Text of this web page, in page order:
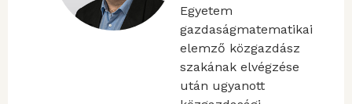
Egyetem
gazdaságmatematikai
elemző közgazdász
szakának elvégzése
után ugyanott